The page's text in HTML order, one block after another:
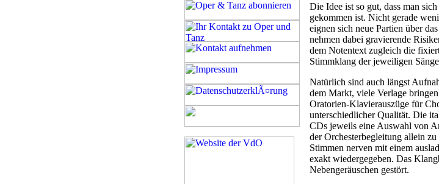
Die Idee ist so gut, dass man
gekommen ist. Nicht gerade
eignen sich neue Partien über
nehmen dabei gravierende
dem Notentext zugleich die
Stimmklang der jeweiligen
Natürlich sind auch längst
dem Markt, viele Verlage
Oratorien-Klavierauszüge für
unterschiedlicher Qualität. Die
CDs jeweils eine Auswahl von
der Orchesterbegleitung allein
Stimmen nerven mit einem
exakt wiedergegeben. Das
Nebengeräuschen gestört.